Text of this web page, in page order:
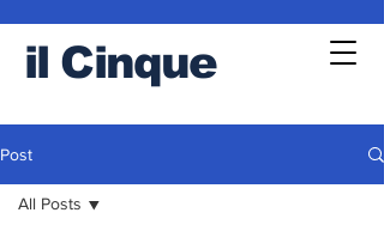
il Cinque
Post
All Posts